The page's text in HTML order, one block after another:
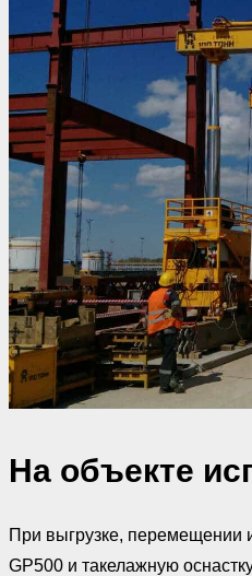
На объекте
При выгрузке, перемещении
GP500 и такелажную